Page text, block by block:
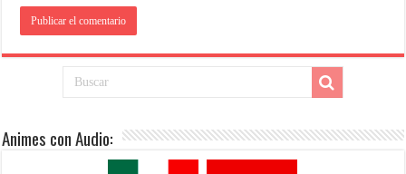
Animes con Audio: